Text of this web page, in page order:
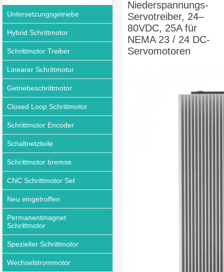
Untersetzungsgetriebe
Hybrid Schrittmotor
Schrittmotor Treiber
Linearer Schrittmotor
Getriebeschrittmotor
Closed Loop Schrittmotor
Schrittmotor Encoder
Schaltnetzteile
Schrittmotor bremse
CNC Schrittmotor Set
Neu eingetroffen
Permanentmagnet
Schrittmotor
Spezieller Schrittmotor
Wechselstrommotor
Niederspannungs-
Servotreiber, 24–
80VDC, 25A für
NEMA 23 / 24 DC-
Servomotoren